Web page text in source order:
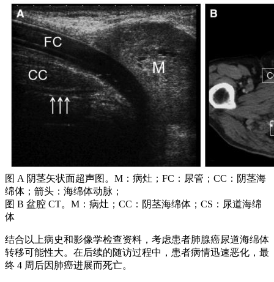
图 A 阴茎矢状面超声图。M：病灶；FC：尿管；CC：阴茎海
绵体；箭头：海绵体动脉；
图 B 盆腔 CT。M：病灶；CC：阴茎海绵体；CS：尿道海绵
体
结合以上病史和影像学检查资料，考虑患者肺腺癌尿道海绵体
转移可能性大。在后续的随访过程中，患者病情迅速恶化，最
终 4 周后因肺癌进展而死亡。